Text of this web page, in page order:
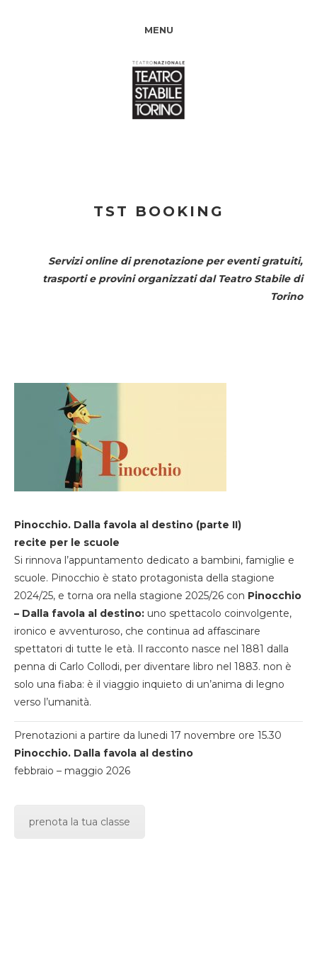
MENU
TST BOOKING
Servizi online di prenotazione per eventi gratuiti,
trasporti e provini organizzati dal Teatro Stabile di
Torino
Pinocchio. Dalla favola al destino (parte II)
recite per le scuole
Si rinnova l’appuntamento dedicato a bambini, famiglie e
scuole. Pinocchio è stato protagonista della stagione
2024/25, e torna ora nella stagione 2025/26 con Pinocchio
– Dalla favola al destino: uno spettacolo coinvolgente,
ironico e avventuroso, che continua ad affascinare
spettatori di tutte le età. Il racconto nasce nel 1881 dalla
penna di Carlo Collodi, per diventare libro nel 1883. non è
solo una fiaba: è il viaggio inquieto di un’anima di legno
verso l’umanità.
Prenotazioni a partire da lunedi 17 novembre ore 15.30
Pinocchio. Dalla favola al destino
febbraio – maggio 2026
prenota la tua classe